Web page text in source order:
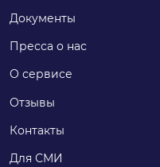
Документы
Пресса о нас
О сервисе
Отзывы
Контакты
Для СМИ